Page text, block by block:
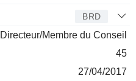
BRD
Directeur/Membre du Conseil
45
27/04/2017